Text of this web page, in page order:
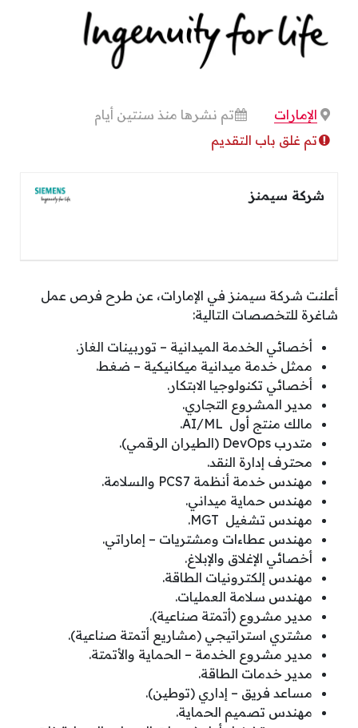
الإمارات
تم نشرها منذ سنتين أيام
تم غلق باب التقديم
شركة سيمنز
أعلنت شركة سيمنز في الإمارات، عن طرح فرص عمل
شاغرة للتخصصات التالية:
أخصائي الخدمة الميدانية – توربينات الغاز.
ممثل خدمة ميدانية ميكانيكية – ضغط.
أخصائي تكنولوجيا الابتكار.
مدير المشروع التجاري.
مالك منتج أول AI/ML.
متدرب DevOps (الطيران الرقمي).
محترف إدارة النقد.
مهندس خدمة أنظمة PCS7 والسلامة.
مهندس حماية ميداني.
مهندس تشغيل MGT.
مهندس عطاءات ومشتريات – إماراتي.
أخصائي الإغلاق والإبلاغ.
مهندس إلكترونيات الطاقة.
مهندس سلامة العمليات.
مدير مشروع (أتمتة صناعية).
مشتري استراتيجي (مشاريع أتمتة صناعية).
مدير مشروع الخدمة – الحماية والأتمتة.
مدير خدمات الطاقة.
مساعد فريق – إداري (توطين).
مهندس تصميم الحماية.